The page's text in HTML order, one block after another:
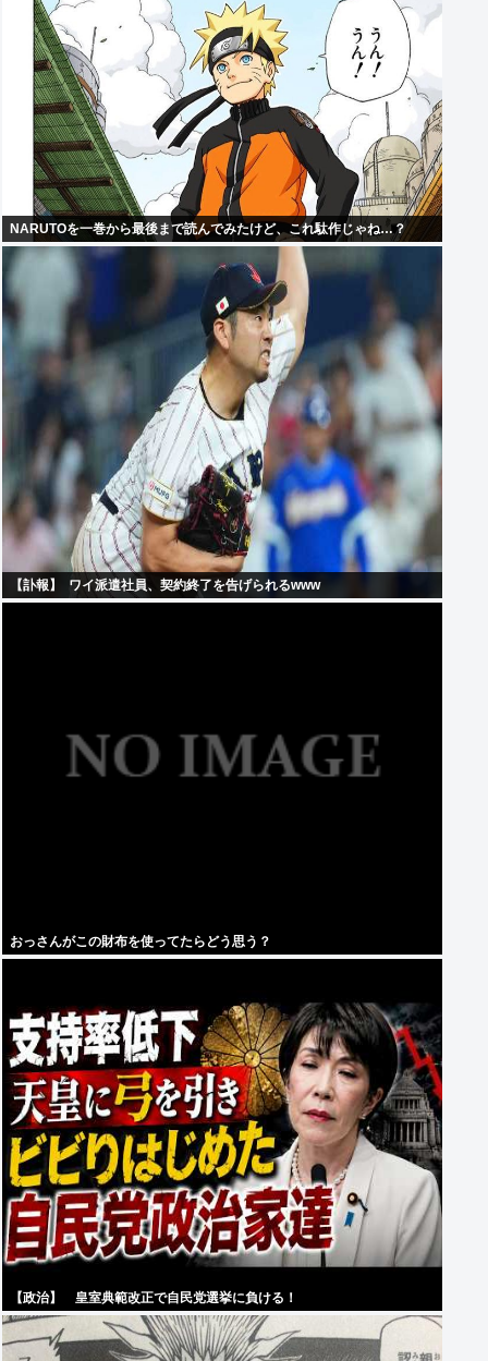
NARUTOを一巻から最後まで読んでみたけど、これ駄作じゃね…？
【訃報】 ‍ ワイ派遣社員、契約終了を告げられるwww
おっさんがこの財布を使ってたらどう思う？
【政治】 皇室典範改正で自民党選挙に負ける！